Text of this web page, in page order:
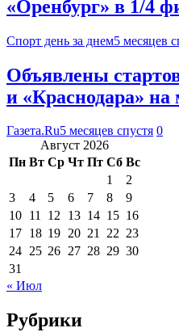
«Оренбург» в 1/4
Спорт день за днем5 месяцев
Объявлены
и «Краснодара»
Газета.Ru5 месяцев спустя 0
Август 2026
Пн Вт Ср Чт Пт Сб Вс
1
2
3
4 5 6 7 8
9
10 11 12 13 14 15 16
17 18 19 20 21 22 23
24 25 26 27 28 29 30
31
« Июл
Рубрики